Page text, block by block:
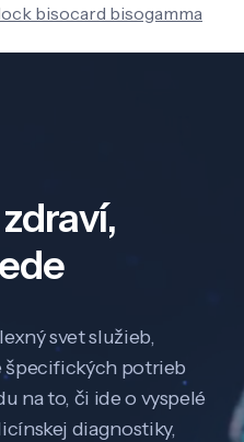
bisocard bisogamma
svet služieb,
špecifických potrieb
na to, či ide o vyspelé
diagnostiky,